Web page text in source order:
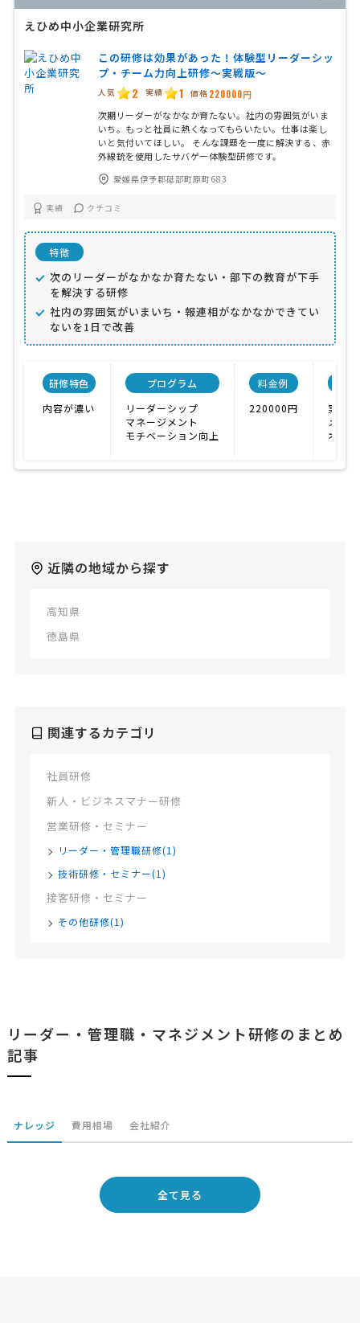
えひめ中小企業研究所
この研修は効果があった！体験型リーダーシッ
プ・チーム力向上研修〜実戦版〜
人気 2 実績 1 価格 220000円
次期リーダーがなかなか育たない。社内の雰囲気がいま
いち。もっと社員に熱くなってもらいたい。仕事は楽し
いと気付いてほしい。 そんな課題を一度に解決する、赤
外線銃を使用したサバゲー体験型研修です。
愛媛県伊予郡砥部町原町683
実績 クチコミ
特徴
次のリーダーがなかなか育たない・部下の教育が下手
を解決する研修
社内の雰囲気がいまいち・報連相がなかなかできてい
ないを1日で改善
研修特色
内容が濃い
プログラム
リーダーシップ
マネージメント
モチベーション向上
料金例
220000円
実績
メデ
オー
近隣の地域から探す
高知県
徳島県
関連するカテゴリ
社員研修
新人・ビジネスマナー研修
営業研修・セミナー
リーダー・管理職研修(1)
技術研修・セミナー(1)
接客研修・セミナー
その他研修(1)
リーダー・管理職・マネジメント研修のまとめ
記事
ナレッジ 費用相場 会社紹介
全て見る